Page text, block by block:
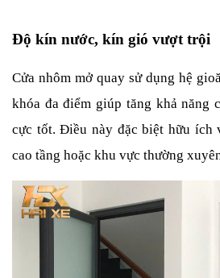
Độ kín nước, kín gió vượt trội
Cửa nhôm mở quay sử dụng hệ
khóa đa điểm giúp tăng khả năng
cực tốt. Điều này đặc biệt hữu ích
cao tầng hoặc khu vực thường